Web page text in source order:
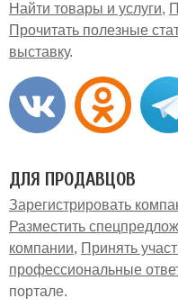
Найти товары и услуги
Прочитать полезные
выставку
ДЛЯ ПРОДАВЦОВ
Зарегистрировать
Разместить
компании
Принять
профессиональные
портале